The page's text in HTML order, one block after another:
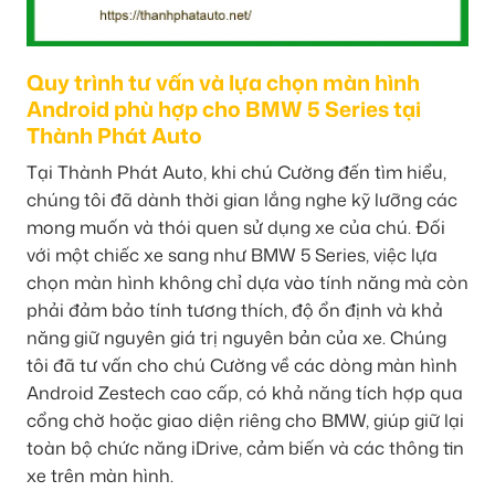
Quy trình tư vấn và lựa chọn màn hình
Android phù hợp cho BMW 5 Series tại
Thành Phát Auto
Tại Thành Phát Auto, khi chú Cường đến tìm hiểu,
chúng tôi đã dành thời gian lắng nghe kỹ lưỡng các
mong muốn và thói quen sử dụng xe của chú. Đối
với một chiếc xe sang như BMW 5 Series, việc lựa
chọn màn hình không chỉ dựa vào tính năng mà còn
phải đảm bảo tính tương thích, độ ổn định và khả
năng giữ nguyên giá trị nguyên bản của xe. Chúng
tôi đã tư vấn cho chú Cường về các dòng màn hình
Android Zestech cao cấp, có khả năng tích hợp qua
cổng chờ hoặc giao diện riêng cho BMW, giúp giữ lại
toàn bộ chức năng iDrive, cảm biến và các thông tin
xe trên màn hình.